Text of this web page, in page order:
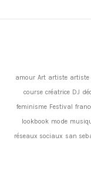
amour Art artiste artiste
course créatrice DJ
feminisme Festival
lookbook mode
réseaux sociaux san